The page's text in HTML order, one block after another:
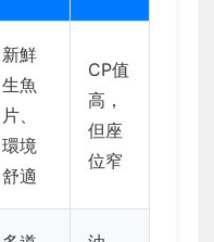
新鮮
生魚
片、
環境
舒適
CP值
高，
但座
位窄